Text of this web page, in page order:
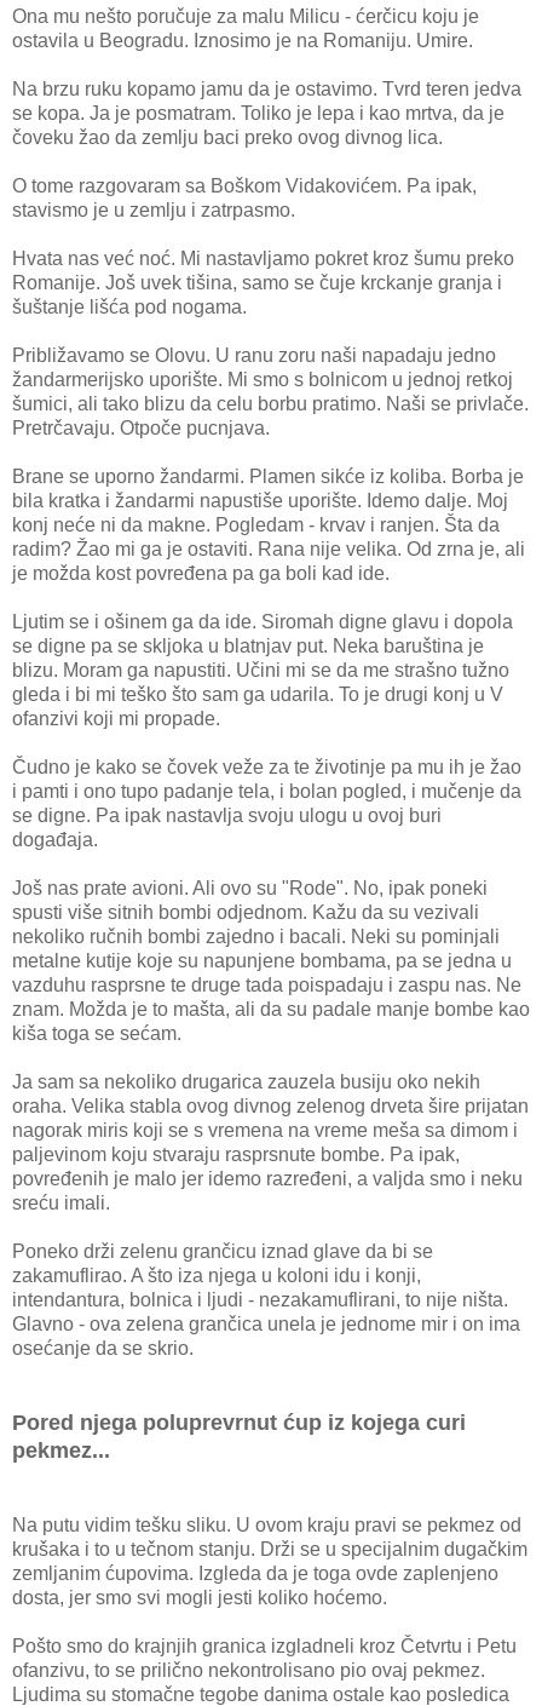
Ona mu nešto poručuje za malu Milicu - ćerčicu koju je
ostavila u Beogradu. Iznosimo je na Romaniju. Umire.
Na brzu ruku kopamo jamu da je ostavimo. Tvrd teren jedva
se kopa. Ja je posmatram. Toliko je lepa i kao mrtva, da je
čoveku žao da zemlju baci preko ovog divnog lica.
O tome razgovaram sa Boškom Vidakovićem. Pa ipak,
stavismo je u zemlju i zatrpasmo.
Hvata nas već noć. Mi nastavljamo pokret kroz šumu preko
Romanije. Još uvek tišina, samo se čuje krckanje granja i
šuštanje lišća pod nogama.
Približavamo se Olovu. U ranu zoru naši napadaju jedno
žandarmerijsko uporište. Mi smo s bolnicom u jednoj retkoj
šumici, ali tako blizu da celu borbu pratimo. Naši se privlače.
Pretrčavaju. Otpoče pucnjava.
Brane se uporno žandarmi. Plamen sikće iz koliba. Borba je
bila kratka i žandarmi napustiše uporište. Idemo dalje. Moj
konj neće ni da makne. Pogledam - krvav i ranjen. Šta da
radim? Žao mi ga je ostaviti. Rana nije velika. Od zrna je, ali
je možda kost povređena pa ga boli kad ide.
Ljutim se i ošinem ga da ide. Siromah digne glavu i dopola
se digne pa se skljoka u blatnjav put. Neka baruština je
blizu. Moram ga napustiti. Učini mi se da me strašno tužno
gleda i bi mi teško što sam ga udarila. To je drugi konj u V
ofanzivi koji mi propade.
Čudno je kako se čovek veže za te životinje pa mu ih je žao
i pamti i ono tupo padanje tela, i bolan pogled, i mučenje da
se digne. Pa ipak nastavlja svoju ulogu u ovoj buri
događaja.
Još nas prate avioni. Ali ovo su "Rode". No, ipak poneki
spusti više sitnih bombi odjednom. Kažu da su vezivali
nekoliko ručnih bombi zajedno i bacali. Neki su pominjali
metalne kutije koje su napunjene bombama, pa se jedna u
vazduhu rasprsne te druge tada poispadaju i zaspu nas. Ne
znam. Možda je to mašta, ali da su padale manje bombe kao
kiša toga se sećam.
Ja sam sa nekoliko drugarica zauzela busiju oko nekih
oraha. Velika stabla ovog divnog zelenog drveta šire prijatan
nagorak miris koji se s vremena na vreme meša sa dimom i
paljevinom koju stvaraju rasprsnute bombe. Pa ipak,
povređenih je malo jer idemo razređeni, a valjda smo i neku
sreću imali.
Poneko drži zelenu grančicu iznad glave da bi se
zakamuflirao. A što iza njega u koloni idu i konji,
intendantura, bolnica i ljudi - nezakamuflirani, to nije ništa.
Glavno - ova zelena grančica unela je jednome mir i on ima
osećanje da se skrio.
Pored njega poluprevrnut ćup iz kojega curi
pekmez...
Na putu vidim tešku sliku. U ovom kraju pravi se pekmez od
krušaka i to u tečnom stanju. Drži se u specijalnim dugačkim
zemljanim ćupovima. Izgleda da je toga ovde zaplenjeno
dosta, jer smo svi mogli jesti koliko hoćemo.
Pošto smo do krajnjih granica izgladneli kroz Četvrtu i Petu
ofanzivu, to se prilično nekontrolisano pio ovaj pekmez.
Ljudima su stomačne tegobe danima ostale kao posledica